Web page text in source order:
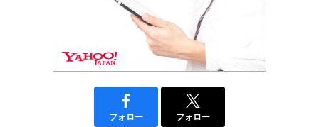
フォロー フォロー